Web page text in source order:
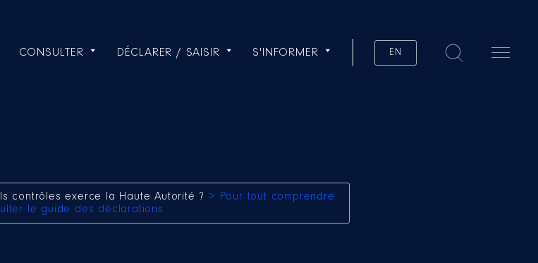
CONSULTER DÉCLARER / SAISIR S'INFORMER EN
contrôles exerce la Haute Autorité ? > Pour tout comprendre
le guide des déclarations